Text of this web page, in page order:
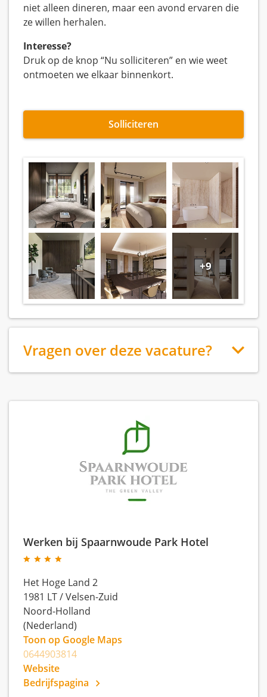
niet alleen dineren, maar een avond ervaren die
ze willen herhalen.
Interesse?
Druk op de knop “Nu solliciteren” en wie weet
ontmoeten we elkaar binnenkort.
Solliciteren
+9
Vragen over deze vacature?
Werken bij Spaarnwoude Park Hotel
Het Hoge Land 2
1981 LT/Velsen-Zuid
Noord-Holland
(Nederland)
Toon op Google Maps
0644903814
Website
Bedrijfspagina